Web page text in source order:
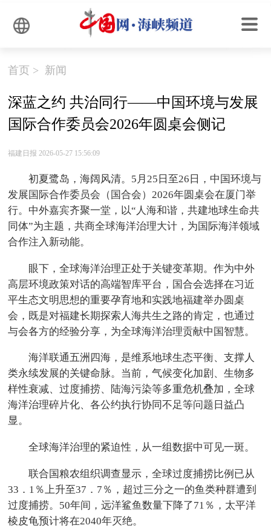
首页 > 新闻
深蓝之约 共治同行——中国环境与发展
国际合作委员会2026年圆桌会侧记
福建日报 2026-05-27 15:56:09
初夏鹭岛，海阔风清。5月25日至26日，中国环境与
发展国际合作委员会（国合会）2026年圆桌会在厦门举
行。中外嘉宾齐聚一堂，以“人海和谐，共建地球生命共
同体”为主题，共商全球海洋治理大计，为国际海洋领域
合作注入新动能。
眼下，全球海洋治理正处于关键变革期。作为中外
高层环境政策对话的高端智库平台，国合会选择在习近
平生态文明思想的重要孕育地和实践地福建举办圆桌
会，既是对福建长期探索人海共生之路的肯定，也通过
与会各方的经验分享，为全球海洋治理贡献中国智慧。
海洋联通五洲四海，是维系地球生态平衡、支撑人
类永续发展的关键命脉。当前，气候变化加剧、生物多
样性衰减、过度捕捞、陆海污染等多重危机叠加，全球
海洋治理碎片化、各公约执行协同不足等问题日益凸
显。
全球海洋治理的紧迫性，从一组数据中可见一斑。
联合国粮农组织调查显示，全球过度捕捞比例已从
33．1％上升至37．7％，超过三分之一的鱼类种群遭到
过度捕捞。50年间，远洋鲨鱼数量下降了71％，太平洋
棱皮龟预计将在2040年灭绝。